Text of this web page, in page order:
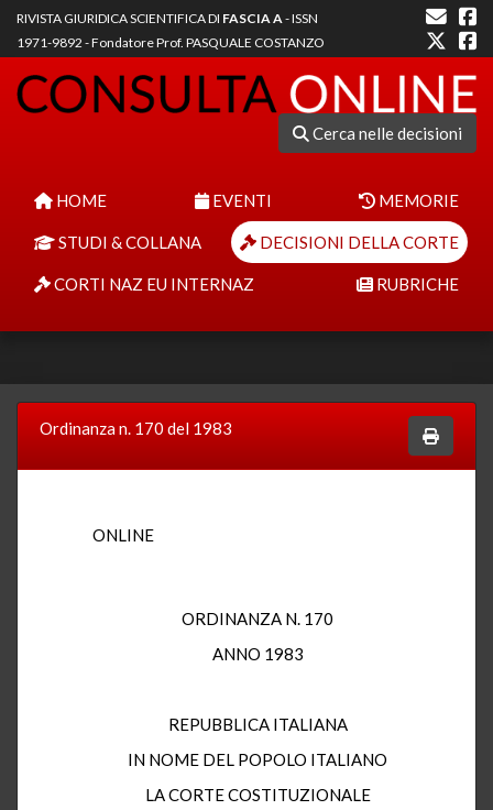
RIVISTA GIURIDICA SCIENTIFICA DI FASCIA A- ISSN
1971-9892 - Fondatore Prof. PASQUALE COSTANZO
Cerca nelle decisioni
HOME EVENTI MEMORIE
STUDI & COLLANA DECISIONI DELLA CORTE
CORTI NAZ EU INTERNAZ RUBRICHE
Ordinanza n. 170 del 1983
ONLINE
ORDINANZA N. 170
ANNO 1983
REPUBBLICA ITALIANA
IN NOME DEL POPOLO ITALIANO
LA CORTE COSTITUZIONALE